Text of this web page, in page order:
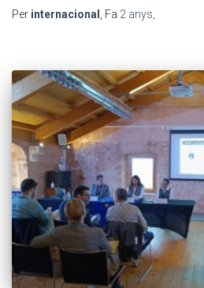
Per internacional , Fa 2 anys